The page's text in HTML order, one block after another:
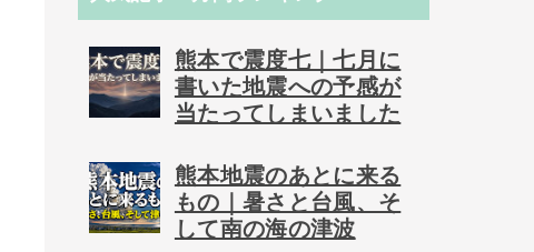
熊本で震度七｜七月に
書いた地震への予感が
当たってしまいました
熊本地震のあとに来る
もの｜暑さと台風、そ
して南の海の津波